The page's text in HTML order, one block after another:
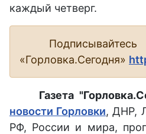
каждый четверг.
«Горловка.Сегодня»
Газета
новости Горловки, ДНР,
РФ, России и мира,